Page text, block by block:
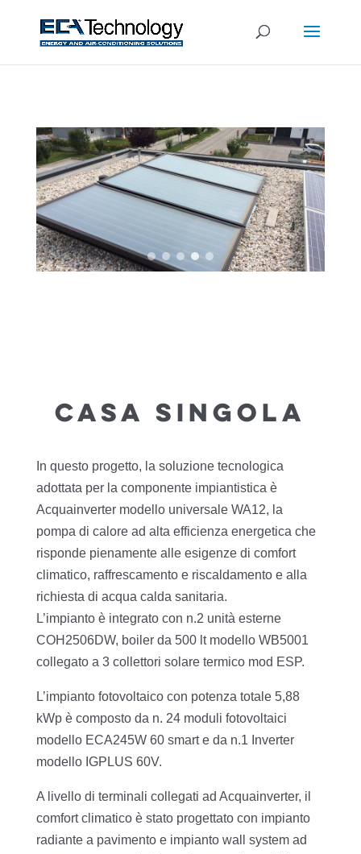
CASA SINGOLA
In questo progetto, la soluzione tecnologica
adottata per la componente impiantistica è
Acquainverter modello universale WA12, la
pompa di calore ad alta efficienza energetica che
risponde pienamente alle esigenze di comfort
climatico, raffrescamento e riscaldamento e alla
richiesta di acqua calda sanitaria.
L’impianto è integrato con n.2 unità esterne
COH2506DW, boiler da 500 lt modello WB5001
collegato a 3 collettori solare termico mod ESP.
L’impianto fotovoltaico con potenza totale 5,88
kWp è composto da n. 24 moduli fotovoltaici
modello ECA245W 60 smart e da n.1 Inverter
modello IGPLUS 60V.
A livello di terminali collegati ad Acquainverter, il
comfort climatico è stato progettato con impianto
radiante a pavimento e impianto wall system ad